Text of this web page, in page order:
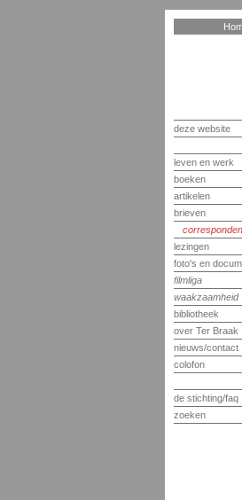
deze website
leven en werk
boeken
artikelen
brieven
lezingen
foto's en
filmliga
waakzaamheid
bibliotheek
over Ter Braak
nieuws/contact
colofon
de stichting/faq
zoeken